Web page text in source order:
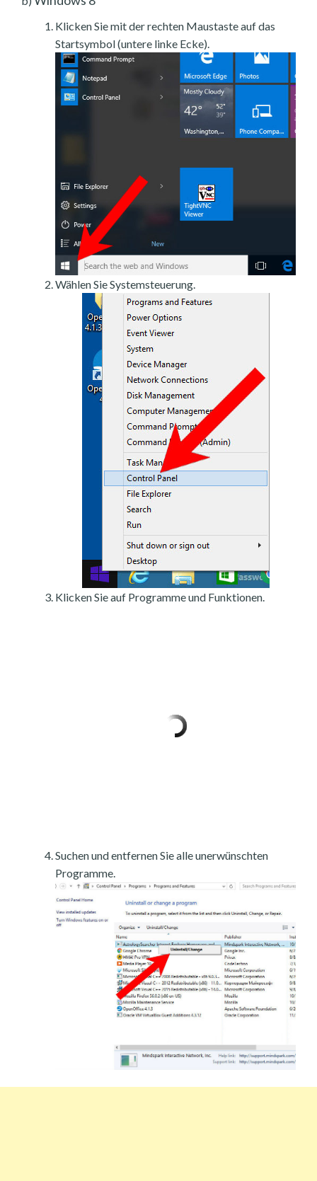
Klicken Sie mit der rechten Maustaste auf das
Startsymbol (untere linke Ecke).
Wählen Sie Systemsteuerung.
Klicken Sie auf Programme und Funktionen.
Suchen und entfernen Sie alle unerwünschten
Programme.